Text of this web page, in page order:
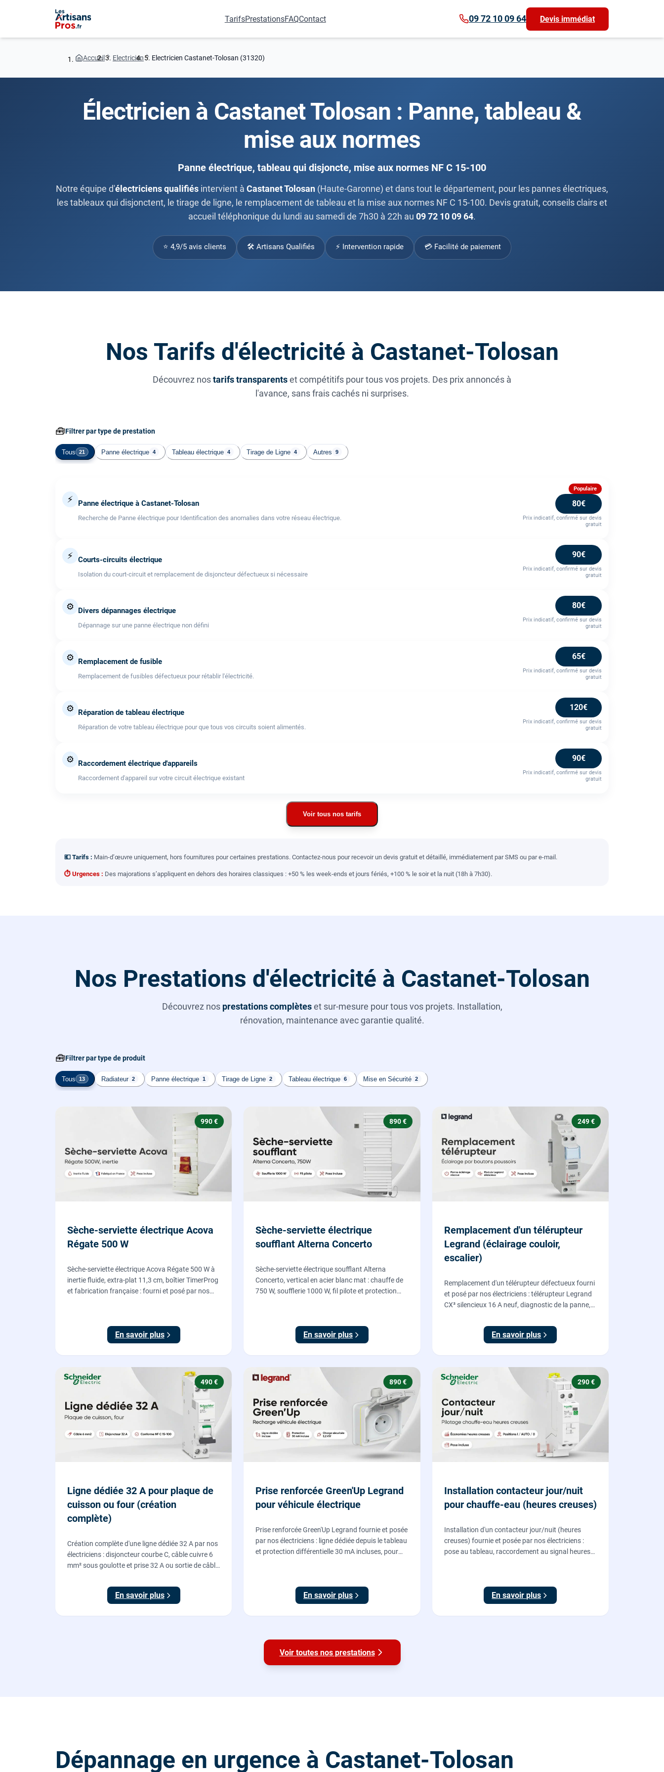
TarifsPrestationsFAQContact 09 72 10 09 64 Devis immédiat
Accueil Electricien Electricien Castanet-Tolosan (31320)
Électricien à Castanet Tolosan : Panne, tableau &
mise aux normes
Panne électrique, tableau qui disjoncte, mise aux normes NF C 15-100
Notre équipe d'électriciens qualifiés intervient à Castanet Tolosan (Haute-Garonne) et dans tout le département, pour les pannes électriques,
les tableaux qui disjonctent, le tirage de ligne, le remplacement de tableau et la mise aux normes NF C 15-100. Devis gratuit, conseils clairs et
accueil téléphonique du lundi au samedi de 7h30 à 22h au 09 72 10 09 64.
⭐ 4,9/5 avis clients 🛠 Artisans Qualifiés ⚡ Intervention rapide 💳 Facilité de paiement
Nos Tarifs d'électricité à Castanet-Tolosan
Découvrez nostarifs transparentset compétitifs pour tous vos projets. Des prix annoncés à
l'avance, sans frais cachés ni surprises.
🧰Filtrer par type de prestation
Tous 21 Panne électrique 4 Tableau électrique 4 Tirage de Ligne 4 Autres 9
⚡ Panne électrique à Castanet-Tolosan
Recherche de Panne électrique pour Identification des anomalies dans votre réseau électrique.
Populaire
80€
Prix indicatif, confirmé sur devis
gratuit
⚡ Courts-circuits électrique
Isolation du court-circuit et remplacement de disjoncteur défectueux si nécessaire
90€
Prix indicatif, confirmé sur devis
gratuit
⚙️ Divers dépannages électrique
Dépannage sur une panne électrique non défini
80€
Prix indicatif, confirmé sur devis
gratuit
⚙️ Remplacement de fusible
Remplacement de fusibles défectueux pour rétablir l'électricité.
65€
Prix indicatif, confirmé sur devis
gratuit
⚙️ Réparation de tableau électrique
Réparation de votre tableau électrique pour que tous vos circuits soient alimentés.
120€
Prix indicatif, confirmé sur devis
gratuit
⚙️ Raccordement électrique d'appareils
Raccordement d'appareil sur votre circuit électrique existant
90€
Prix indicatif, confirmé sur devis
gratuit
Voir tous nos tarifs
💶 Tarifs : Main-d’œuvre uniquement, hors fournitures pour certaines prestations. Contactez-nous pour recevoir un devis gratuit et détaillé, immédiatement par SMS ou par e-mail.
⏱ Urgences : Des majorations s’appliquent en dehors des horaires classiques : +50 % les week-ends et jours fériés, +100 % le soir et la nuit (18h à 7h30).
Nos Prestations d'électricité à Castanet-Tolosan
Découvrez nos prestations complèteset sur-mesure pour tous vos projets. Installation,
rénovation, maintenance avec garantie qualité.
🧰Filtrer par type de produit
Tous 13 Radiateur 2 Panne électrique 1 Tirage de Ligne 2 Tableau électrique 6 Mise en Sécurité 2
990 €
Sèche-serviette électrique Acova
Régate 500 W
Sèche-serviette électrique Acova Régate 500 W à
inertie fluide, extra-plat 11,3 cm, boîtier TimerProg
et fabrication française : fourni et posé par nos
En savoir plus
890 €
Sèche-serviette électrique
soufflant Alterna Concerto
Sèche-serviette électrique soufflant Alterna
Concerto, vertical en acier blanc mat : chauffe de
750 W, soufflerie 1000 W, fil pilote et protection
En savoir plus
249 €
Remplacement d'un télérupteur
Legrand (éclairage couloir,
escalier)
Remplacement d'un télérupteur défectueux fourni
et posé par nos électriciens : télérupteur Legrand
CX³ silencieux 16 A neuf, diagnostic de la panne,
depuis tous vos boutons poussoirs.
En savoir plus
490 €
Ligne dédiée 32 A pour plaque de
cuisson ou four (création
complète)
Création complète d'une ligne dédiée 32 A par nos
électriciens : disjoncteur courbe C, câble cuivre 6
mm² sous goulotte et prise 32 A ou sortie de câble
conforme NF C 15-100.
En savoir plus
890 €
Prise renforcée Green'Up Legrand
pour véhicule électrique
Prise renforcée Green'Up Legrand fournie et posée
par nos électriciens : ligne dédiée depuis le tableau
et protection différentielle 30 mA incluses, pour
En savoir plus
290 €
Installation contacteur jour/nuit
pour chauffe-eau (heures creuses)
Installation d'un contacteur jour/nuit (heures
creuses) fournie et posée par nos électriciens :
pose au tableau, raccordement au signal heures
En savoir plus
Voir toutes nos prestations
Dépannage en urgence à Castanet-Tolosan